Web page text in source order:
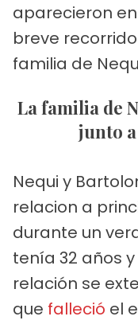
aparecieron
breve
familia de
La familia de Nequi Galotti y su historia
junto
Nequi y
relacion a
durante un
tenía 32 años
relación se
que falleció el